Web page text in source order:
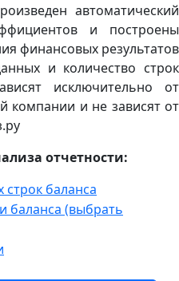
автоматический
и построены
финансовых результатов
и количество строк
исключительно от
компании и не зависят от
отчетности:
баланса
баланса (выбрать